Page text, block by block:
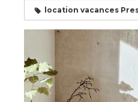
location vacances